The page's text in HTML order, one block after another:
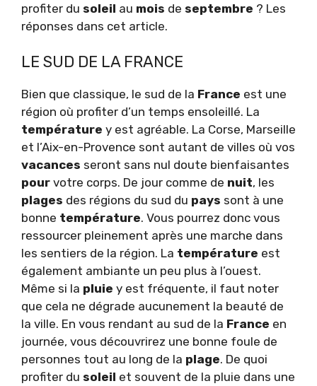
profiter du soleil au mois de septembre ? Les
réponses dans cet article.
LE SUD DE LA FRANCE
Bien que classique, le sud de la France est une
région où profiter d’un temps ensoleillé. La
température y est agréable. La Corse, Marseille
et l’Aix-en-Provence sont autant de villes où vos
vacances seront sans nul doute bienfaisantes
pour votre corps. De jour comme de nuit, les
plages des régions du sud du pays sont à une
bonne température. Vous pourrez donc vous
ressourcer pleinement après une marche dans
les sentiers de la région. La température est
également ambiante un peu plus à l’ouest.
Même si la pluie y est fréquente, il faut noter
que cela ne dégrade aucunement la beauté de
la ville. En vous rendant au sud de la France en
journée, vous découvrirez une bonne foule de
personnes tout au long de la plage. De quoi
profiter du soleil et souvent de la pluie dans une